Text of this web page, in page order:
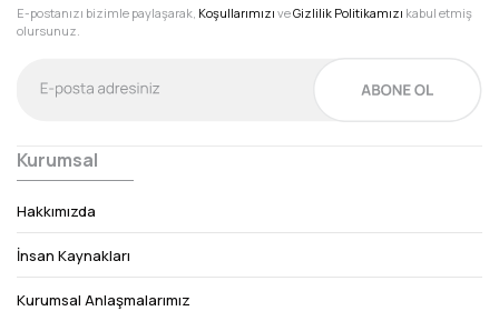
E-postanızı bizimle paylaşarak, Koşullarımızı veGizlilik Politikamızı kabul etmiş
olursunuz.
Kurumsal
Hakkımızda
İnsan Kaynakları
Kurumsal Anlaşmalarımız